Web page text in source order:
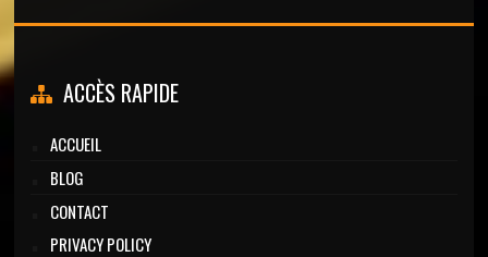
ACCÈS RAPIDE
ACCUEIL
BLOG
CONTACT
PRIVACY POLICY